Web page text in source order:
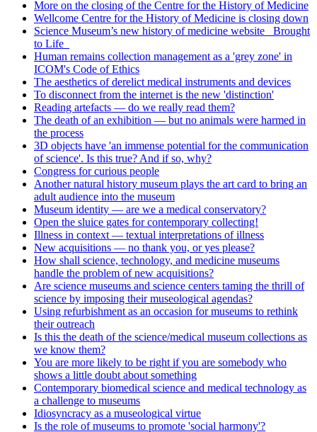
More on the closing of the Centre for the History of Medicine
Wellcome Centre for the History of Medicine is closing down
Science Museum’s new history of medicine website _Brought
to Life_
Human remains collection management as a 'grey zone' in
ICOM's Code of Ethics
The aesthetics of derelict medical instruments and devices
To disconnect from the internet is the new 'distinction'
Reading artefacts — do we really read them?
The death of an exhibition — but no animals were harmed in
the process
3D objects have 'an immense potential for the communication
of science'. Is this true? And if so, why?
Congress for curious people
Another natural history museum plays the art card to bring an
adult audience into the museum
Museum identity — are we a medical conservatory?
Open the sluice gates for contemporary collecting!
Illness in context — textual interpretations of illness
New acquisitions — no thank you, or yes please?
How shall science, technology, and medicine museums
handle the problem of new acquisitions?
Are science museums and science centers taming the thrill of
science by imposing their museological agendas?
Using refurbishment as an occasion for museums to rethink
their outreach
Is this the death of the science/medical museum collections as
we know them?
You are more likely to be right if you are somebody who
shows a little doubt about something
Contemporary biomedical science and medical technology as
a challenge to museums
Idiosyncracy as a museological virtue
Is the role of museums to promote 'social harmony'?